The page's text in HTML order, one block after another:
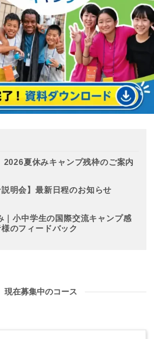
2026夏休みキャンプ残枠のご案内
説明会】最新日程のお知らせ
｜小中学生の国際交流キャンプ感
のフィードバック
現在募集中のコース